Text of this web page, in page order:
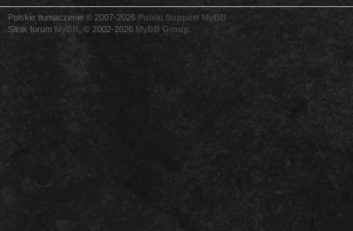
Polskie tłumaczenie © 2007-2026 Polski Support MyBB
Silnik forum MyBB , © 2002-2026 MyBB Group